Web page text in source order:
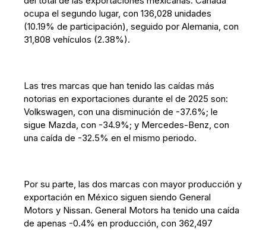
ocupa el segundo lugar, con 136,028 unidades
(10.19% de participación), seguido por Alemania, con
31,808 vehículos (2.38%).
Las tres marcas que han tenido las caídas más
notorias en exportaciones durante el de 2025 son:
Volkswagen, con una disminución de -37.6%; le
sigue Mazda, con -34.9%; y Mercedes-Benz, con
una caída de -32.5% en el mismo periodo.
Por su parte, las dos marcas con mayor producción y
exportación en México siguen siendo General
Motors y Nissan. General Motors ha tenido una caída
de apenas -0.4% en producción, con 362,497